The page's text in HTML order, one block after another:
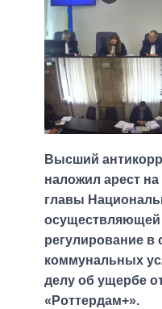
Высший
наложил арест
главы
осуществляющей
регулирование в
коммунальных
делу об ущербе
«Роттердам+».